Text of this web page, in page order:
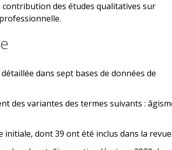
des études qualitatives sur
dans sept bases de données de
des variantes des termes suivants :
dont 39 ont été inclus dans la